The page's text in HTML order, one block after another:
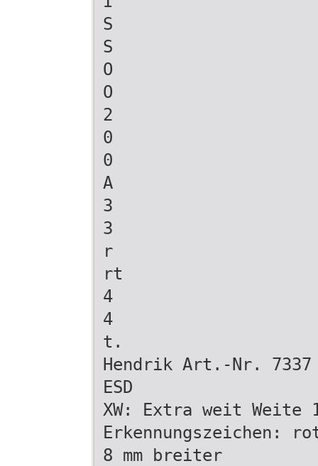
S
S
O
O
2
0
0
A
3
3
r
rt
4
4
t.
Hendrik Art.-Nr. 7337
ESD
XW: Extra weit Weite
Erkennungszeichen:
8 mm breiter